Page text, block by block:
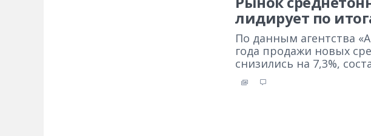
лидирует по
По данным агентства
года продажи новых
снизились на 7,3%,